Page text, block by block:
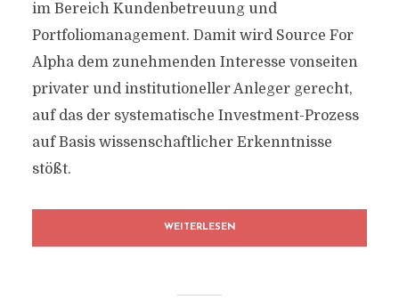
im Bereich Kundenbetreuung und
Portfoliomanagement. Damit wird Source For
Alpha dem zunehmenden Interesse vonseiten
privater und institutioneller Anleger gerecht,
auf das der systematische Investment-Prozess
auf Basis wissenschaftlicher Erkenntnisse
stößt.
WEITERLESEN